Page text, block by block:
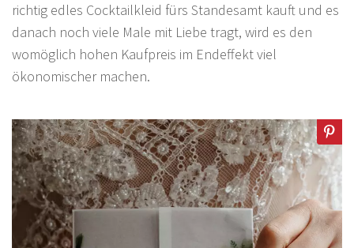
richtig edles Cocktailkleid fürs Standesamt kauft und es
danach noch viele Male mit Liebe tragt, wird es den
womöglich hohen Kaufpreis im Endeffekt viel
ökonomischer machen.